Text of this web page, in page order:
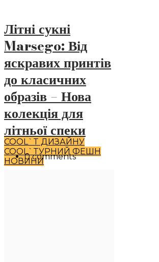
COOL`T ДИЗАЙНУ
COOL`TУРНИЙ ФЕШН
НОВИНИ
Літні сукні
Marsego: Від
яскравих принтів
до класичних
образів – Нова
колекція для
літньої спеки
0 comments